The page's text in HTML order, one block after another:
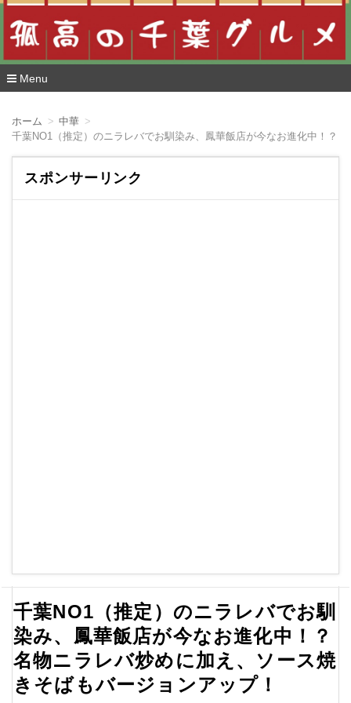
Menu
ホーム 中華
スポンサーリンク
千葉NO1（推定）のニラレバでお馴
染み、鳳華飯店が今なお進化中！？
名物ニラレバ炒めに加え、ソース焼
きそばもバージョンアップ！